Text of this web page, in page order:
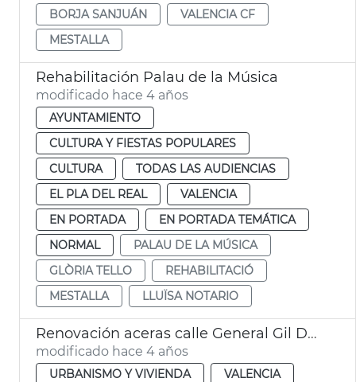
BORJA SANJUÁN
VALENCIA CF
MESTALLA
Rehabilitación Palau de la Música
modificado hace 4 años
AYUNTAMIENTO
CULTURA Y FIESTAS POPULARES
CULTURA
TODAS LAS AUDIENCIAS
EL PLA DEL REAL
VALENCIA
EN PORTADA
EN PORTADA TEMÁTICA
NORMAL
PALAU DE LA MÚSICA
GLÒRIA TELLO
REHABILITACIÓ
MESTALLA
LLUÏSA NOTARIO
Renovación aceras calle General Gil Dolz
modificado hace 4 años
URBANISMO Y VIVIENDA
VALENCIA